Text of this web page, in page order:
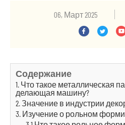
06, Март 2025
Содержание
1. Что такое металлическая
делающая машину?
2. Значение в индустрии
3. Изучение о рольном